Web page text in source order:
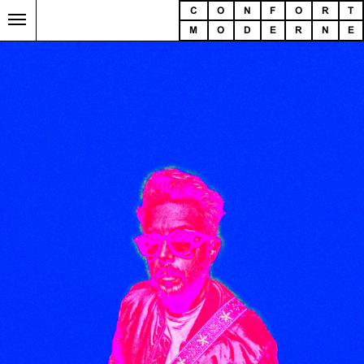
C O N F O R
T
M
O D E R N E